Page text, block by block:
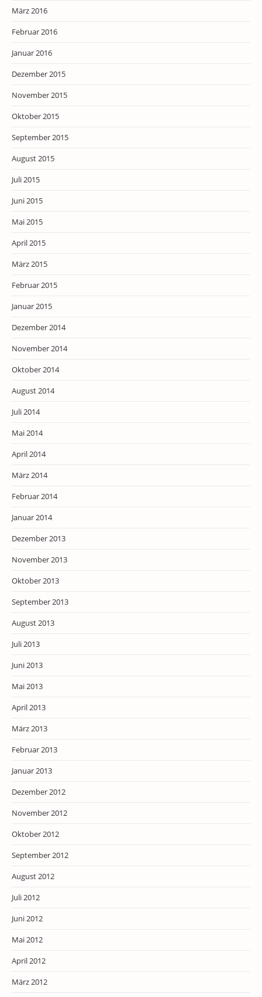
März 2016
Februar 2016
Januar 2016
Dezember 2015
November 2015
Oktober 2015
September 2015
August 2015
Juli 2015
Juni 2015
Mai 2015
April 2015
März 2015
Februar 2015
Januar 2015
Dezember 2014
November 2014
Oktober 2014
August 2014
Juli 2014
Mai 2014
April 2014
März 2014
Februar 2014
Januar 2014
Dezember 2013
November 2013
Oktober 2013
September 2013
August 2013
Juli 2013
Juni 2013
Mai 2013
April 2013
März 2013
Februar 2013
Januar 2013
Dezember 2012
November 2012
Oktober 2012
September 2012
August 2012
Juli 2012
Juni 2012
Mai 2012
April 2012
März 2012